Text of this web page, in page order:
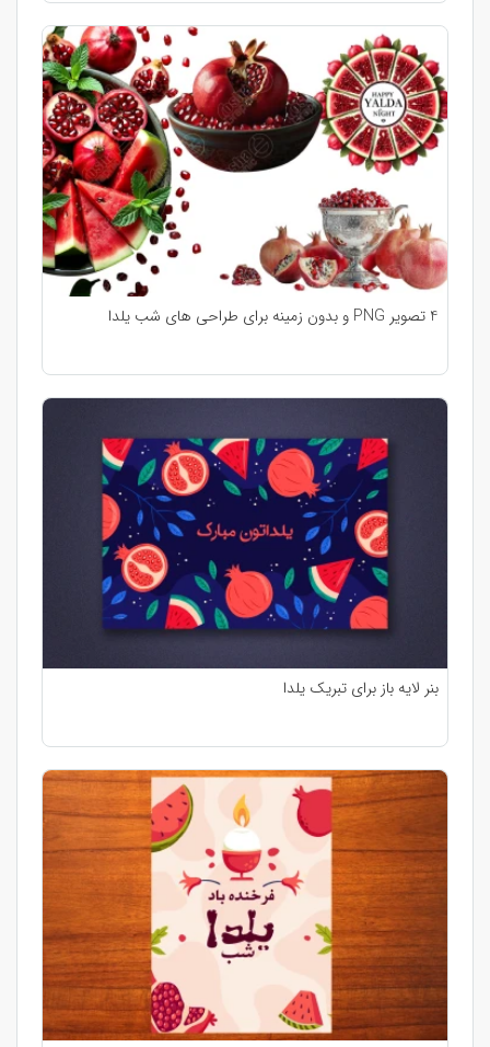
4 تصویر PNG و بدون زمینه برای طراحی های شب یلدا
بنر لایه باز برای تبریک یلدا